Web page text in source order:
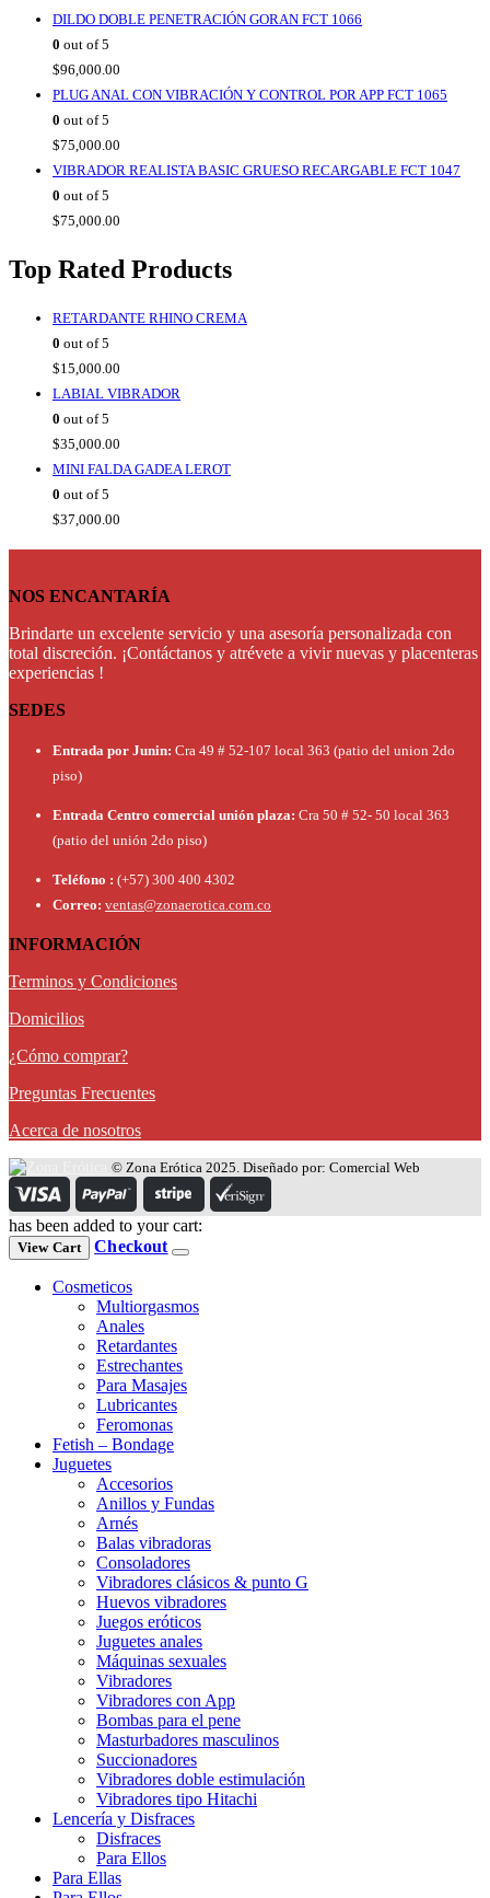
DILDO DOBLE PENETRACIÓN GORAN FCT 1066
0 out of 5
$96,000.00
PLUG ANAL CON VIBRACIÓN Y CONTROL POR APP FCT 1065
0 out of 5
$75,000.00
VIBRADOR REALISTA BASIC GRUESO RECARGABLE FCT 1047
0 out of 5
$75,000.00
Top Rated Products
RETARDANTE RHINO CREMA
0 out of 5
$15,000.00
LABIAL VIBRADOR
0 out of 5
$35,000.00
MINI FALDA GADEA LEROT
0 out of 5
$37,000.00
NOS ENCANTARÍA
Brindarte un excelente servicio y una asesoría personalizada con
total discreción. ¡Contáctanos y atrévete a vivir nuevas y placenteras
experiencias !
SEDES
Entrada por Junin: Cra 49 # 52-107 local 363 (patio del union 2do
piso)
Entrada Centro comercial unión plaza: Cra 50 # 52- 50 local 363
(patio del unión 2do piso)
Teléfono : (+57) 300 400 4302
Correo: ventas@zonaerotica.com.co
INFORMACIÓN
Terminos y Condiciones
Domicilios
¿Cómo comprar?
Preguntas Frecuentes
Acerca de nosotros
© Zona Erótica 2025. Diseñado por: Comercial Web
has been added to your cart:
View Cart Checkout
Cosmeticos
Multiorgasmos
Anales
Retardantes
Estrechantes
Para Masajes
Lubricantes
Feromonas
Fetish – Bondage
Juguetes
Accesorios
Anillos y Fundas
Arnés
Balas vibradoras
Consoladores
Vibradores clásicos & punto G
Huevos vibradores
Juegos eróticos
Juguetes anales
Máquinas sexuales
Vibradores
Vibradores con App
Bombas para el pene
Masturbadores masculinos
Succionadores
Vibradores doble estimulación
Vibradores tipo Hitachi
Lencería y Disfraces
Disfraces
Para Ellos
Para Ellas